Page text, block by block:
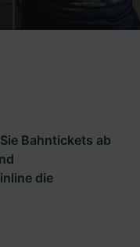
Bahntickets ab
die